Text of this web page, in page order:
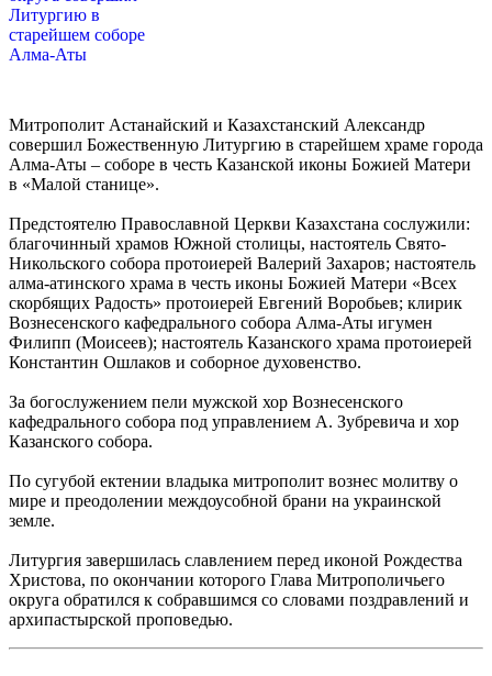
Митрополит Астанайский и Казахстанский Александр
совершил Божественную Литургию в старейшем храме города
Алма-Аты – соборе в честь Казанской иконы Божией Матери
в «Малой станице».
Предстоятелю Православной Церкви Казахстана сослужили:
благочинный храмов Южной столицы, настоятель Свято-
Никольского собора протоиерей Валерий Захаров; настоятель
алма-атинского храма в честь иконы Божией Матери «Всех
скорбящих Радость» протоиерей Евгений Воробьев; клирик
Вознесенского кафедрального собора Алма-Аты игумен
Филипп (Моисеев); настоятель Казанского храма протоиерей
Константин Ошлаков и соборное духовенство.
За богослужением пели мужской хор Вознесенского
кафедрального собора под управлением А. Зубревича и хор
Казанского собора.
По сугубой ектении владыка митрополит вознес молитву о
мире и преодолении междоусобной брани на украинской
земле.
Литургия завершилась славлением перед иконой Рождества
Христова, по окончании которого Глава Митрополичьего
округа обратился к собравшимся со словами поздравлений и
архипастырской проповедью.